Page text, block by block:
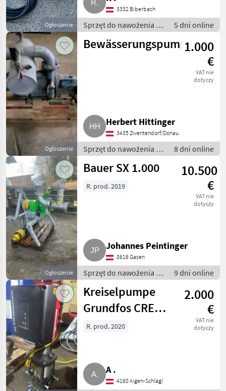
Ogłoszenie
3332 Biberbach
Sprzęt do nawożenia i
nawadniania / Pompy
do gnojowicy
5 dni online
Ogłoszenie
Bewässerungspumpe1.000
€
VAT nie
dotyczy
Herbert Hittinger
3435 Zwentendorf/Donau
Sprzęt do nawożenia i
nawadniania / Pompy
do gnojowicy
8 dni online
Ogłoszenie
Bauer SX 1.000
10.500
€
VAT nie
dotyczy
R. prod. 2019
Johannes Peintinger
8616 Gasen
Sprzęt do nawożenia i
nawadniania / Pompy
do gnojowicy
9 dni online
Kreiselpumpe
Grundfos CRE15-
3 A-A-A-E-HQQE
2.000
€
VAT nie
dotyczy
R. prod. 2020
A .
4160 Aigen-Schlägl